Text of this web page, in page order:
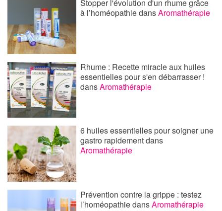
Stopper l'évolution d'un rhume grâce
à l’homéopathiedansAromathérapie
Rhume : Recette miracle aux huiles
essentielles pour s'en débarrasser !
dansAromathérapie
6 huiles essentielles pour soigner une
gastro rapidementdans
Aromathérapie
Prévention contre la grippe : testez
l’homéopathiedansAromathérapie